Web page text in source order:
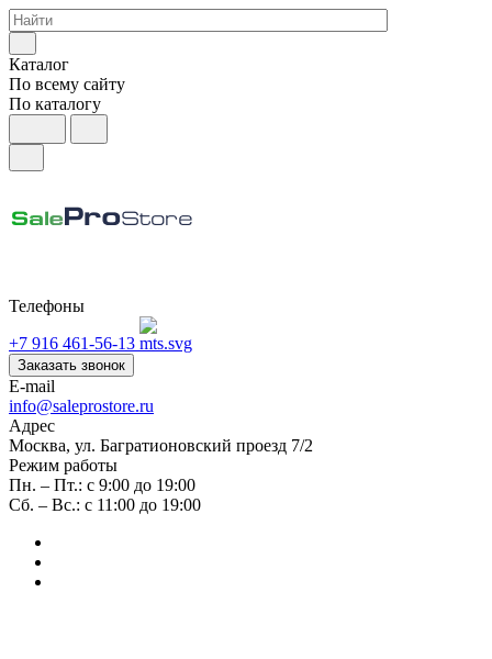
Каталог
По всему сайту
По каталогу
Телефоны
+7 916 461-56-13
Заказать звонок
E-mail
info@saleprostore.ru
Адрес
Москва, ул. Багратионовский проезд 7/2
Режим работы
Пн. – Пт.: с 9:00 до 19:00
Сб. – Вс.: с 11:00 до 19:00